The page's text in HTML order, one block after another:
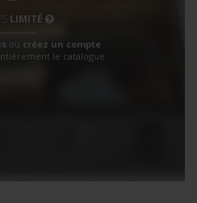
LIMITÉ
ou créez un compte
le catalogue